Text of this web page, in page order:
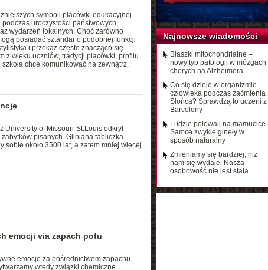
symboli placówki edukacyjnej.
uroczystości państwowych,
wydarzeń lokalnych. Choć zarówno
posiadać sztandar o podobnej funkcji
i przekaz często znacząco się
z wieku uczniów, tradycji placówki, profilu
chce komunikować na zewnątrz.
of Missouri-St.Louis odkrył
pisanych. Gliniana tabliczka
sobie około 3500 lat, a zatem mniej więcej
emocji via zapach potu
emocje za pośrednictwem zapachu
wtedy związki chemiczne
Najnowsze wiadomości
Blaszki mitochondrialne –
nowy typ patologii w mózgach
chorych na Alzheimera
Co się dzieje w organizmie
człowieka podczas zaćmienia
Słońca? Sprawdzą to uczeni z
Barcelony
Ludzie polowali na mamucice.
Samce zwykle ginęły w
sposób naturalny
Zmieniamy się bardziej, niż
nam się wydaje. Nasza
osobowość nie jest stała